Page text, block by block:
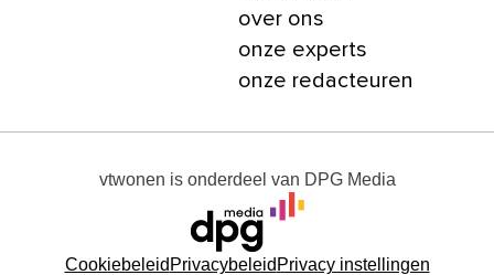
over ons
onze experts
onze redacteuren
vtwonen is onderdeel van DPG Media
Cookiebeleid Privacybeleid Privacy instellingen